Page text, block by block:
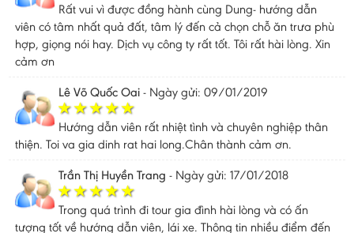
Rất vui vì được đồng hành cùng Dung- hướng dẫn
viên có tâm nhất quả đất, tâm lý đến cả chọn chỗ ăn trưa phù
hợp, giọng nói hay. Dịch vụ công ty rất tốt. Tôi rất hài lòng. Xin
cảm ơn
Lê Võ Quốc Oai - Ngày gửi: 09/01/2019
Hướng dẫn viên rất nhiệt tình và chuyên nghiệp thân
thiện. Toi va gia dinh rat hai long.Chân thành cảm ơn.
Trần Thị Huyền Trang - Ngày gửi: 17/01/2018
Trong quá trình đi tour gia đình hài lòng và có ấn
tượng tốt về hướng dẫn viên, lái xe. Thông tin nhiều điểm đến